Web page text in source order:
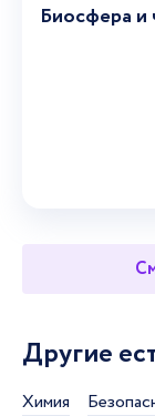
Биосфера и
Другие
Химия